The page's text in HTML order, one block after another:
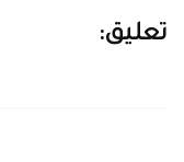
تعليق: